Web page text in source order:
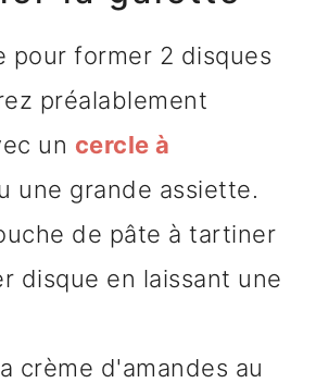
pour former 2 disques
préalablement
un cercle à
une grande assiette.
de pâte à tartiner
disque en laissant une
crème d'amandes au